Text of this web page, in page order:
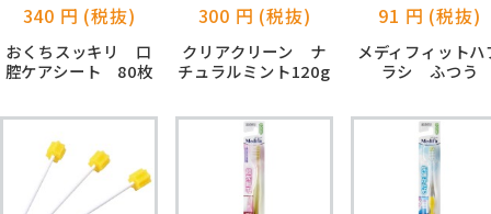
340 円 (税抜)
おくちスッキリ 口
腔ケアシート 80枚
300 円 (税抜)
クリアクリーン ナ
チュラルミント120g
91 円 (税抜)
メディフィットハ
ラシ ふつう